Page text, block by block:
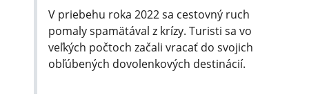
V priebehu roka 2022 sa cestovný ruch
pomaly spamätával z krízy. Turisti sa vo
veľkých počtoch začali vracať do svojich
obľúbených dovolenkových destinácií.